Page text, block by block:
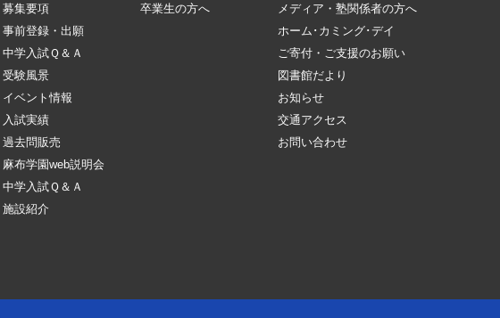
募集要項
事前登録・出願
中学入試Ｑ＆Ａ
受験風景
イベント情報
入試実績
過去問販売
麻布学園web説明会
中学入試Ｑ＆Ａ
施設紹介
卒業生の方へ
メディア・塾関係者の方へ
ホーム･カミング･デイ
ご寄付・ご支援のお願い
図書館だより
お知らせ
交通アクセス
お問い合わせ